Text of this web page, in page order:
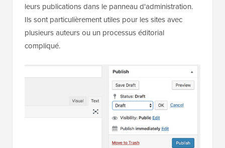
leurs publications dans le panneau d'administration.
Ils sont particulièrement utiles pour les sites avec
plusieurs auteurs ou un processus éditorial
compliqué.